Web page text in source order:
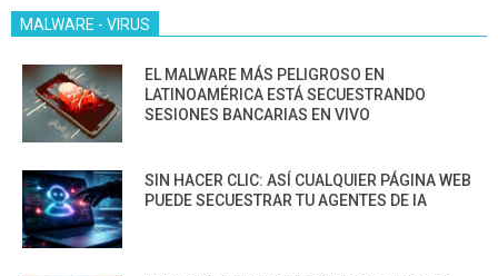
MALWARE - VIRUS
EL MALWARE MÁS PELIGROSO EN
LATINOAMÉRICA ESTÁ SECUESTRANDO
SESIONES BANCARIAS EN VIVO
SIN HACER CLIC: ASÍ CUALQUIER PÁGINA WEB
PUEDE SECUESTRAR TU AGENTES DE IA